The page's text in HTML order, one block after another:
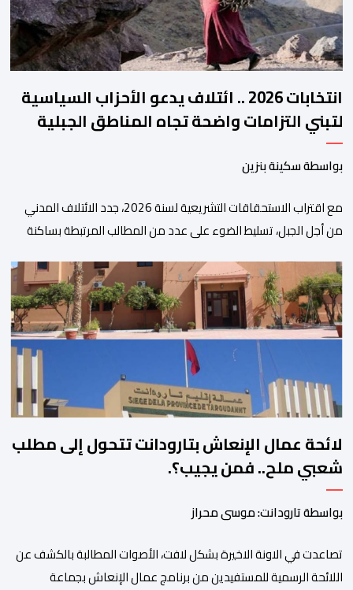
انتخابات 2026 .. ائتلاف يدعو الأحزاب السياسية
لتبني التزامات واضحة تجاه المناطق الجبلية
بواسطة سكينة بنزين
مع اقتراب الاستحقاقات التشريعية لسنة 2026، جدد الائتلاف المدني
من أجل الجبل، تسليط الضوء على عدد من المطالب المرتبطة بساكنة
فيها الأحزاب السياسية، إلى ادراج 10 التزامات ضمن برامجها الانتخابية
المنتظرة، في إطار تعاقد سياسي مع المناطق الجبلية والانتقال من
الوعود الانتخابية إلى التزامات عملية […]
لائحة عمال الإنعاش بتارودانت تتحول إلى مطلب
شعبي ملح.. فمن يجيب؟.
بواسطة تارودانت: موسى محراز
تصاعدت في الاونة الاخيرة بشكل لافت، الأصوات المطالبة بالكشف عن
اللائحة الرسمية للمستفيدين من برنامج عمال الإنعاش بجماعة